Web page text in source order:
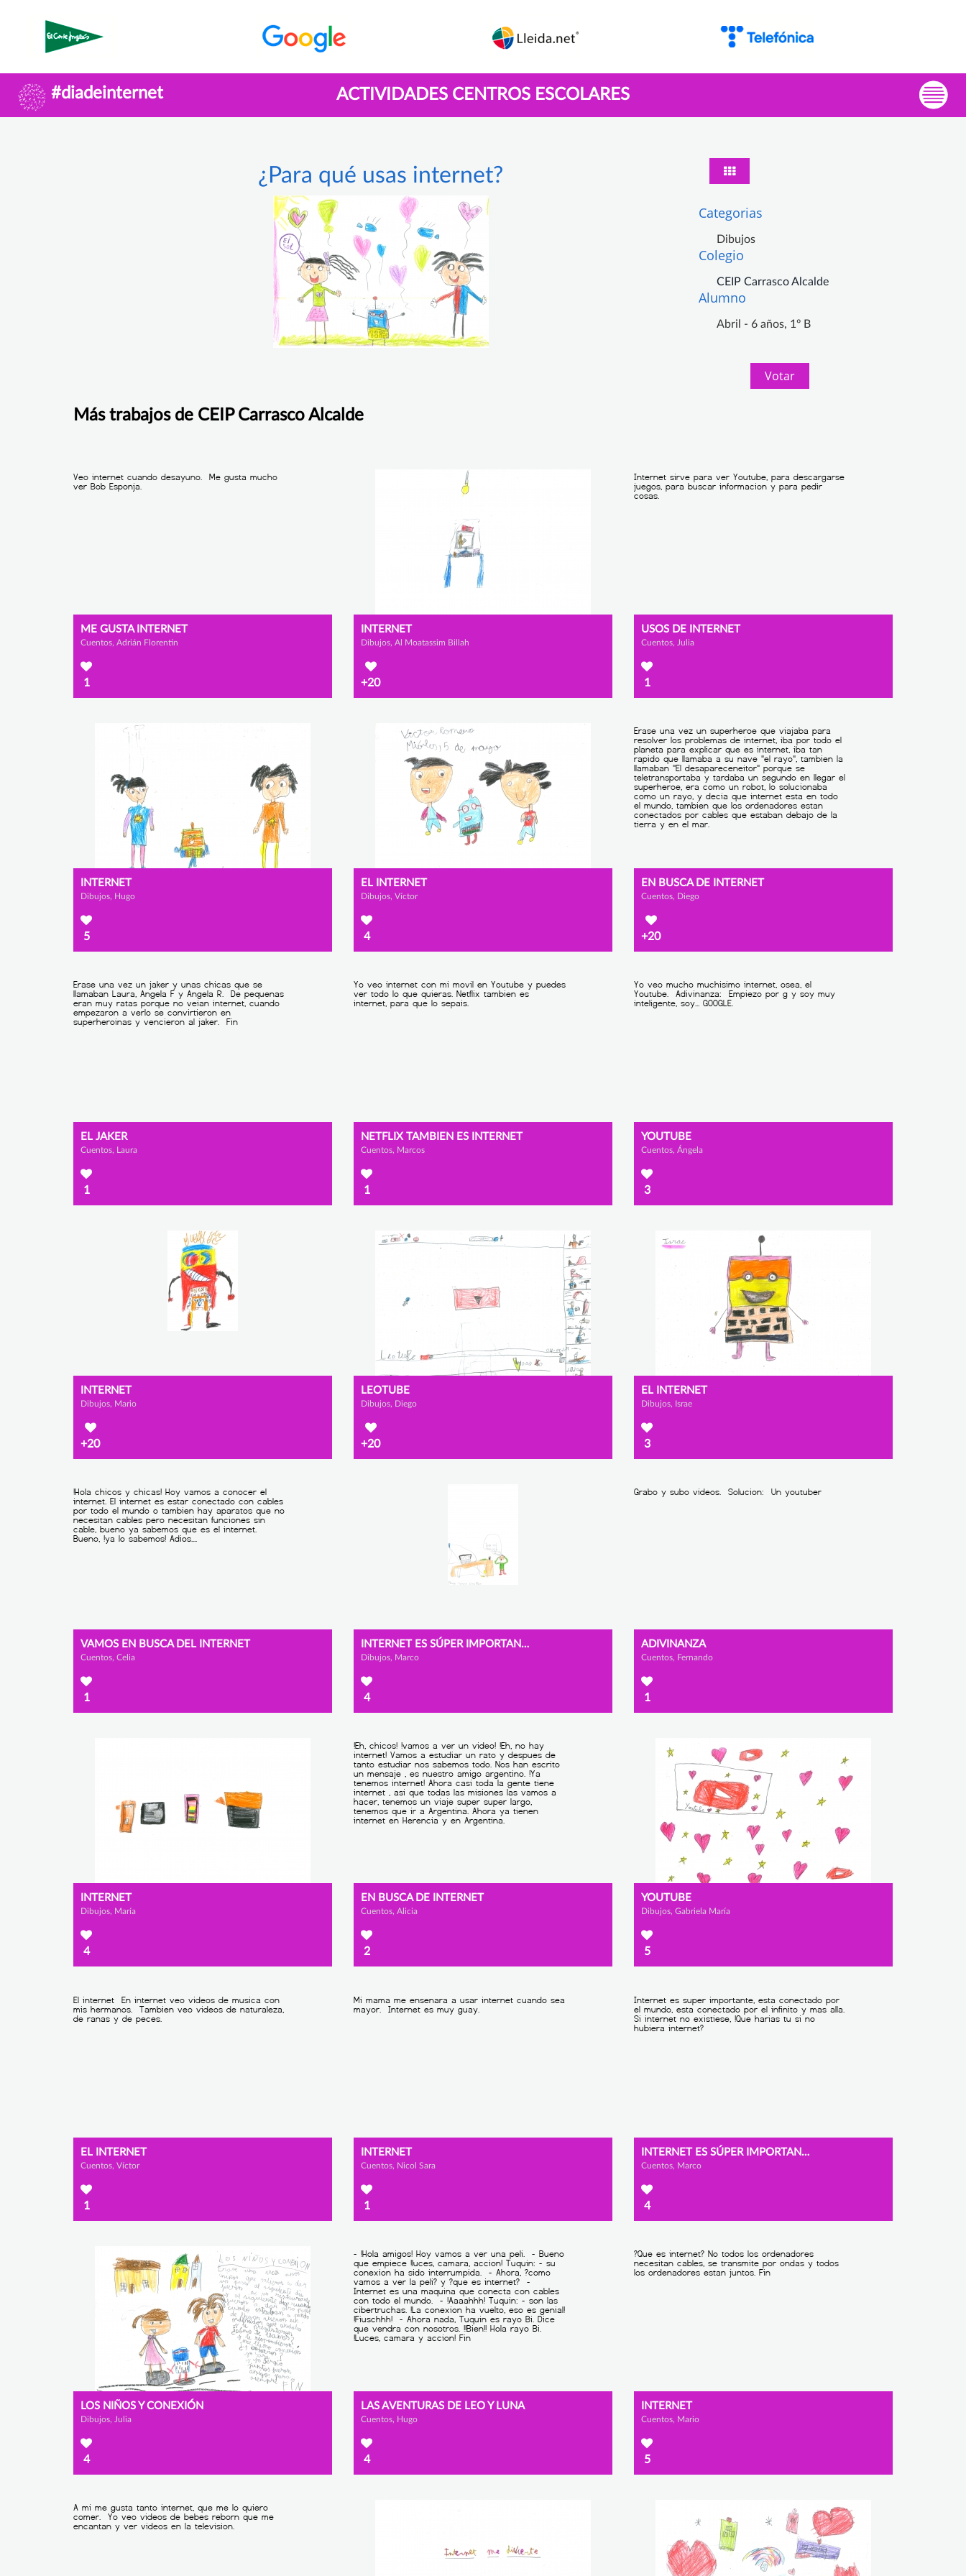
#diadeinternet ACTIVIDADES CENTROS ESCOLARES
¿Para qué usas internet?
Categorias
Dibujos
Colegio
CEIP Carrasco Alcalde
Alumno
Abril - 6 años, 1º B
Votar
Más trabajos de CEIP Carrasco Alcalde
ME GUSTA INTERNET
Cuentos, Adrián Florentin
1
INTERNET
Dibujos, Al Moatassim Billah
+20
USOS DE INTERNET
Cuentos, Julia
1
INTERNET
Dibujos, Hugo
5
EL INTERNET
Dibujos, Víctor
4
EN BUSCA DE INTERNET
Cuentos, Diego
+20
EL JAKER
Cuentos, Laura
1
NETFLIX TAMBIEN ES INTERNET
Cuentos, Marcos
1
YOUTUBE
Cuentos, Ángela
3
INTERNET
Dibujos, Mario
+20
LEOTUBE
Dibujos, Diego
+20
EL INTERNET
Dibujos, Israe
3
VAMOS EN BUSCA DEL INTERNET
Cuentos, Celia
1
INTERNET ES SÚPER IMPORTANTE
Dibujos, Marco
4
ADIVINANZA
Cuentos, Fernando
1
INTERNET
Dibujos, María
4
EN BUSCA DE INTERNET
Cuentos, Alicia
2
YOUTUBE
Dibujos, Gabriela María
5
EL INTERNET
Cuentos, Víctor
1
INTERNET
Cuentos, Nicol Sara
1
INTERNET ES SÚPER IMPORTANTE
Cuentos, Marco
4
LOS NIÑOS Y CONEXIÓN
Dibujos, Julia
4
LAS AVENTURAS DE LEO Y LUNA
Cuentos, Hugo
4
INTERNET
Cuentos, Mario
5